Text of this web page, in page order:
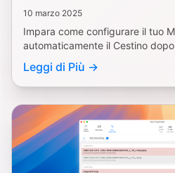
10 marzo 2025
Impara come configurare il tuo
automaticamente il Cestino
sistema pulito e ottimizzato.
Leggi di Più →